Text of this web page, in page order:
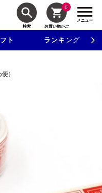
検索
0
お買い物かご
メニュー
ト ランキング
円クーポンを進呈！
）